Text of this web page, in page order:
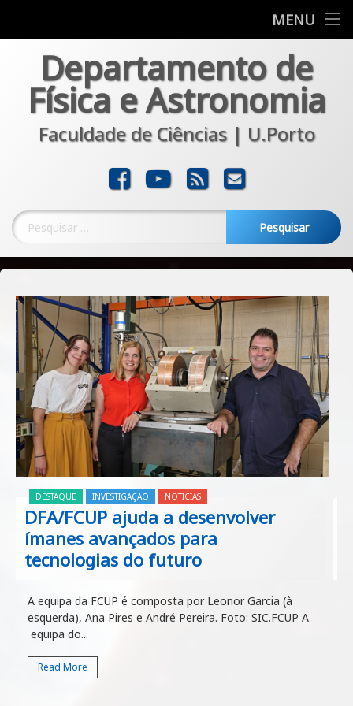
MENU
Formação
Investigação
Comunicação
Noticias
Departamento de
Física e Astronomia
Faculdade de Ciências | U.Porto
FacebookYouTube
RSS E-mail
Pesquisar por:
DESTAQUE INVESTIGAÇÃO NOTICIAS
DFA/FCUP ajuda a desenvolver
ímanes avançados para
tecnologias do futuro
A equipa da FCUP é composta por Leonor Garcia (à
esquerda), Ana Pires e André Pereira. Foto: SIC.FCUP A
equipa do...
Read More